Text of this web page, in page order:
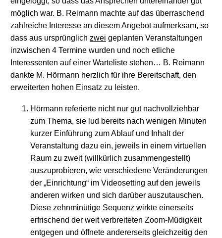
möglich war. B. Reimann machte auf das überraschend
zahlreiche Interesse an diesem Angebot aufmerksam, so
dass aus ursprünglich zwei geplanten Veranstaltungen
inzwischen 4 Termine wurden und noch etliche
Interessenten auf einer Warteliste stehen… B. Reimann
dankte M. Hörmann herzlich für ihre Bereitschaft, den
erweiterten hohen Einsatz zu leisten.
Hörmann referierte nicht nur gut nachvollziehbar
zum Thema, sie lud bereits nach wenigen Minuten
kurzer Einführung zum Ablauf und Inhalt der
Veranstaltung dazu ein, jeweils in einem virtuellen
Raum zu zweit (willkürlich zusammengestellt)
auszuprobieren, wie verschiedene Veränderungen
der „Einrichtung“ im Videosetting auf den jeweils
anderen wirken und sich darüber auszutauschen.
Diese zehnminütige Sequenz wirkte einerseits
erfrischend der weit verbreiteten Zoom-Müdigkeit
entgegen und öffnete andererseits gleichzeitig den